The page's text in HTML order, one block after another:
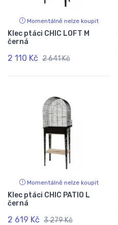
Momentálně nelze koupit
Klec ptáci CHIC LOFT M
černá
2 110 Kč 2 641 Kč
Momentálně nelze koupit
Klec ptáci CHIC PATIO L
černá
2 619 Kč 3 279 Kč